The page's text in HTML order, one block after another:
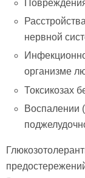
нервной
организме
Токсикозах
Воспалении